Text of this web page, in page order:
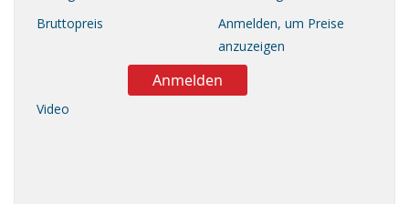
Bruttopreis
Anmelden, um Preise
anzuzeigen
Anmelden
Video